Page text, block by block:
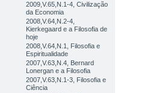
2009,V.65,N.1-4, Civilização
da Economia
2008,V.64,N.2-4,
Kierkegaard e a Filosofia de
hoje
2008,V.64,N.1, Filosofia e
Espiritualidade
2007,V.63,N.4, Bernard
Lonergan e a Filosofia
2007,V.63,N.1-3, Filosofia e
Ciência